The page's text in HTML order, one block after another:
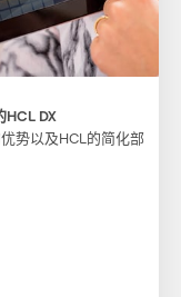
HCL DX
势以及HCL的简化部